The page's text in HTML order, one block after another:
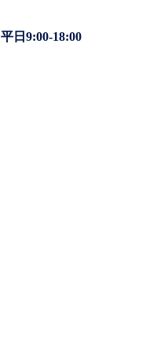
平日9:00-18:00